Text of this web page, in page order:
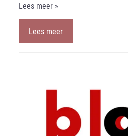
Lees meer »
Lees meer